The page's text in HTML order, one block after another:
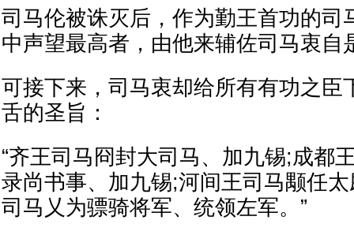
司马伦被诛灭后，作为勤王首功的司
中声望最高者，由他来辅佐司马衷自
可接下来，司马衷却给所有有功之臣
舌的圣旨：
“齐王司马冏封大司马、加九锡;成都
录尚书事、加九锡;河间王司马颙任
司马乂为骠骑将军、统领左军。”